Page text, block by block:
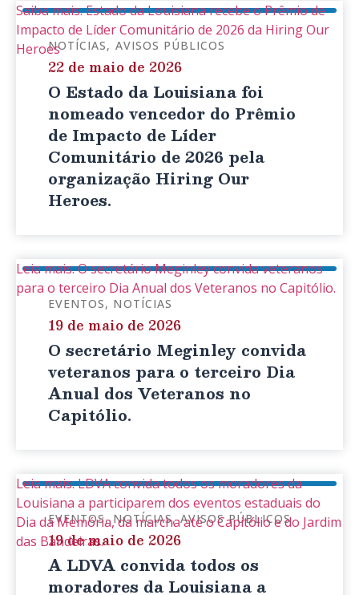
NOTÍCIAS AVISOS PÚBLICOS
22 de maio de 2026
O Estado da Louisiana foi
nomeado vencedor do Prêmio
de Impacto de Líder
Comunitário de 2026 pela
organização Hiring Our
Heroes.
Saiba mais: Estado da Louisiana recebe o Prêmio de
Impacto de Líder Comunitário de 2026 da Hiring Our
Heroes
EVENTOS NOTÍCIAS
19 de maio de 2026
O secretário Meginley convida
veteranos para o terceiro Dia
Anual dos Veteranos no
Capitólio.
Leia mais: O secretário Meginley convida veteranos
para o terceiro Dia Anual dos Veteranos no Capitólio.
EVENTOS NOTÍCIAS AVISOS PÚBLICOS
19 de maio de 2026
A LDVA convida todos os
moradores da Louisiana a
Leia mais: LDVA convida todos os moradores da
Louisiana a participarem dos eventos estaduais do
Dia da Memória, da marcha até o Capitólio e do Jardim
das Bandeiras.